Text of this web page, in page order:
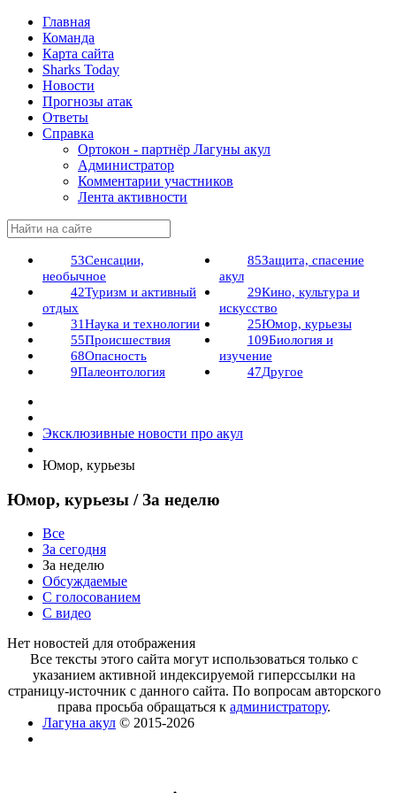
Главная
Команда
Карта сайта
Sharks Today
Новости
Прогнозы атак
Ответы
Справка
Ортокон - партнёр Лагуны акул
Администратор
Комментарии участников
Лента активности
53Сенсации,
необычное
42Туризм и активный
отдых
31Наука и технологии
55Происшествия
68Опасность
9Палеонтология
85Защита, спасение
акул
29Кино, культура и
искусство
25Юмор, курьезы
109Биология и
изучение
47Другое
Эксклюзивные новости про акул
Юмор, курьезы
Юмор, курьезы / За неделю
Все
За сегодня
За неделю
Обсуждаемые
С голосованием
С видео
Нет новостей для отображения
Все тексты этого сайта могут использоваться только с
указанием активной индексируемой гиперссылки на
страницу-источник с данного сайта. По вопросам авторского
права просьба обращаться кадминистратору.
Лагуна акул © 2015-2026